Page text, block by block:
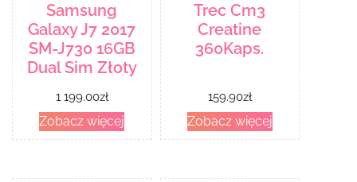
Samsung
Galaxy J7 2017
SM-J730 16GB
Dual Sim Złoty
1 199.00zł
Zobacz więcej
Trec Cm3
Creatine
360Kaps.
159.90zł
Zobacz więcej